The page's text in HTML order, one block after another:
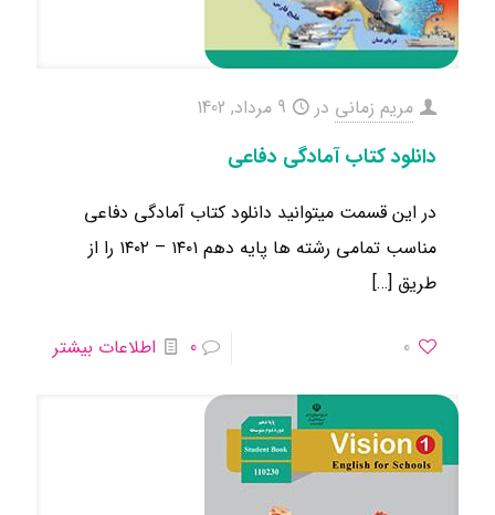
مریم زمانی در 9 مرداد, 1402
دانلود کتاب آمادگی دفاعی
در این قسمت میتوانید دانلود کتاب آمادگی دفاعی
مناسب تمامی رشته ها ​پایه دهم ۱۴۰۱ – ۱۴۰۲ را از
طریق […]
0
0 اطلاعات بیشتر